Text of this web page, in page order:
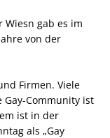
Wiesn gab es im
von der
Firmen. Viele
Gay-Community ist
ist in der
als „Gay